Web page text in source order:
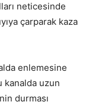
neticesinde
çarparak kaza
enlemesine
kanalda uzun
durması